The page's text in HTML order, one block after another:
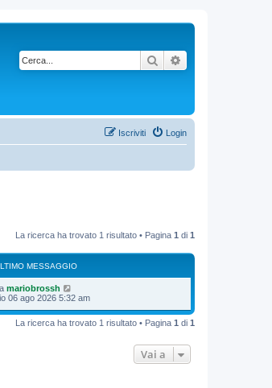
Cerca
Login
Iscriviti
La ricerca ha trovato 1 risultato • Pagina 1 di 1
MESSAGGIO
mariobrossh
06 ago 2026 5:32 am
La ricerca ha trovato 1 risultato • Pagina 1 di 1
Vai a